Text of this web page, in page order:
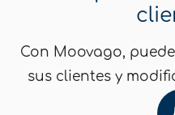
Con Moovago,
sus clientes y